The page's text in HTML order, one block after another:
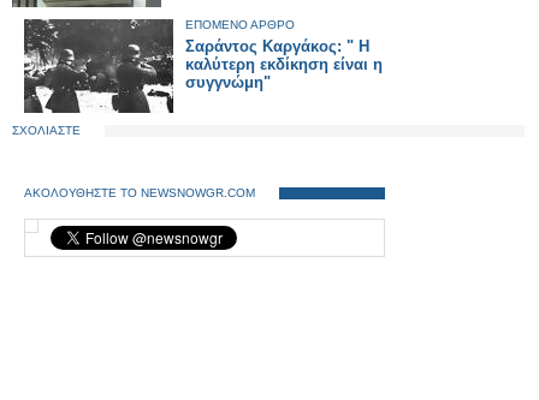
ΕΠΟΜΕΝΟ ΑΡΘΡΟ
Σαράντος Καργάκος: " H
καλύτερη εκδίκηση είναι η
συγγνώμη"
ΣΧΟΛΙΑΣΤΕ
ΑΚΟΛΟΥΘΗΣΤΕ ΤΟ NEWSNOWGR.COM